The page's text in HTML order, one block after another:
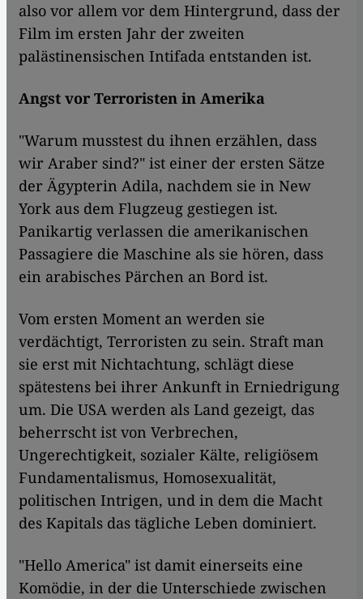
also vor allem vor dem Hintergrund, dass der
Film im ersten Jahr der zweiten
palästinensischen Intifada entstanden ist.
Angst vor Terroristen in Amerika
"Warum musstest du ihnen erzählen, dass
wir Araber sind?" ist einer der ersten Sätze
der Ägypterin Adila, nachdem sie in New
York aus dem Flugzeug gestiegen ist.
Panikartig verlassen die amerikanischen
Passagiere die Maschine als sie hören, dass
ein arabisches Pärchen an Bord ist.
Vom ersten Moment an werden sie
verdächtigt, Terroristen zu sein. Straft man
sie erst mit Nichtachtung, schlägt diese
spätestens bei ihrer Ankunft in Erniedrigung
um. Die USA werden als Land gezeigt, das
beherrscht ist von Verbrechen,
Ungerechtigkeit, sozialer Kälte, religiösem
Fundamentalismus, Homosexualität,
politischen Intrigen, und in dem die Macht
des Kapitals das tägliche Leben dominiert.
"Hello America" ist damit einerseits eine
Komödie, in der die Unterschiede zwischen